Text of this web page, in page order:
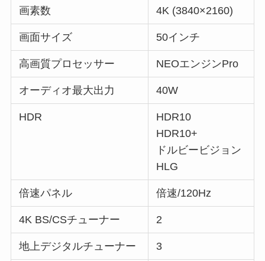
画素数 4K (3840×2160)
画面サイズ 50インチ
高画質プロセッサー NEOエンジンPro
オーディオ最大出力 40W
HDR
HDR10
HDR10+
ドルビービジョン
HLG
倍速パネル 倍速/120Hz
4K BS/CSチューナー 2
地上デジタルチューナー 3